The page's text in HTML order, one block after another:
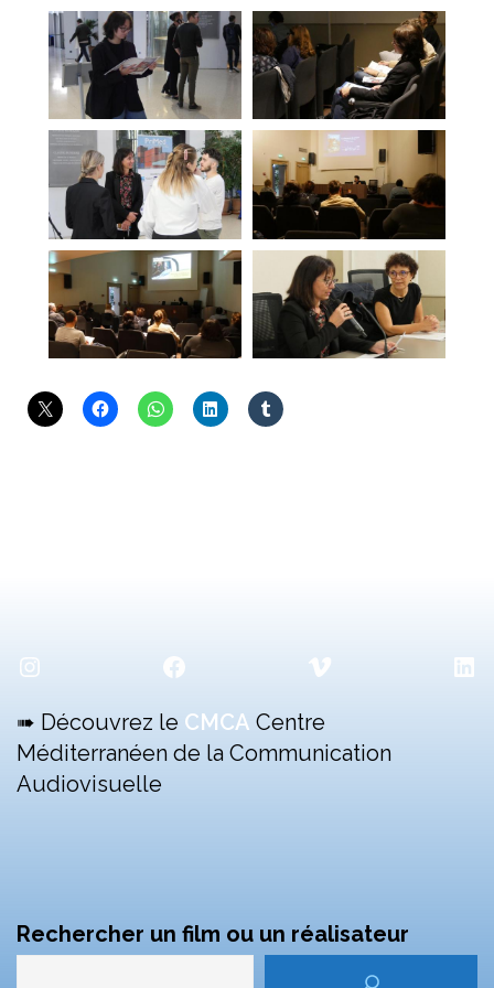
Instagram Facebook Vimeo
➠ Découvrez le CMCA Centre
Méditerranéen de la Communication
Audiovisuelle
Rechercher un film ou un réalisateur